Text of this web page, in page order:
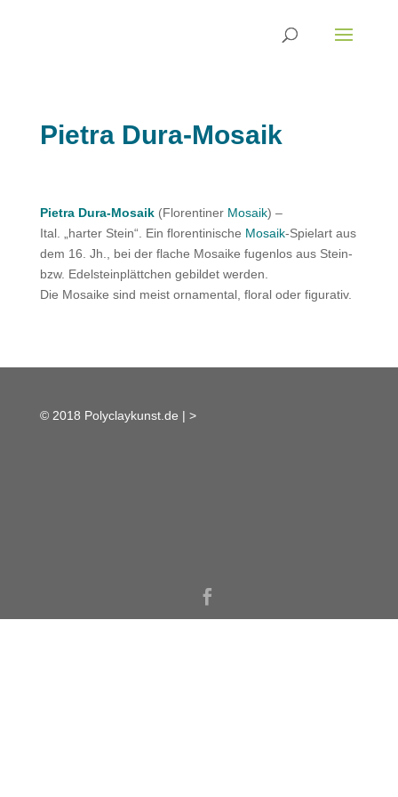
Pietra Dura-Mosaik
Pietra Dura-Mosaik(Florentiner Mosaik) –
Ital. „harter Stein“. Ein florentinische Mosaik-Spielart aus
dem 16. Jh., bei der flache Mosaike fugenlos aus Stein-
bzw. Edelsteinplättchen gebildet werden.
Die Mosaike sind meist ornamental, floral oder figurativ.
© 2018 Polyclaykunst.de | >